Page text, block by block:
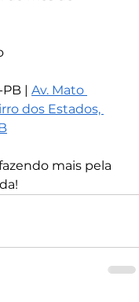
| Av. Mato
dos Estados,
mais pela